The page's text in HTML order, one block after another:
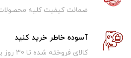
ضمانت کیفیت کلیه
آسوده خاطر خرید کنید
کالای فروخته شده تا 30 روز با احترام پس گرفته می شود.